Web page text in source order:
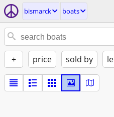
bismarck boats
+ price sold by